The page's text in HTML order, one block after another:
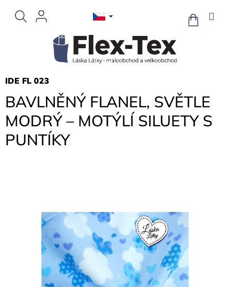
obsah
NÁKUPNÍ
KOŠÍK
BAVLNĚNÝ FLANEL, SVĚTLE
MODRÝ – MOTÝLÍ SILUETY S
PUNTÍKY
IDE FL 023